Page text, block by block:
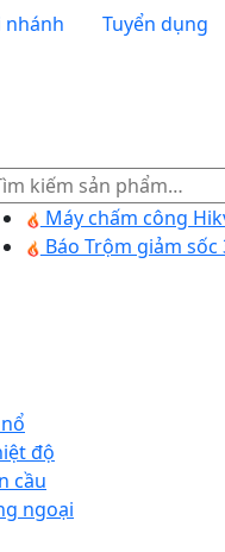
nhánh Tuyển dụng
Máy chấm công
Báo Trộm giảm sốc
độ
cầu
ngoại